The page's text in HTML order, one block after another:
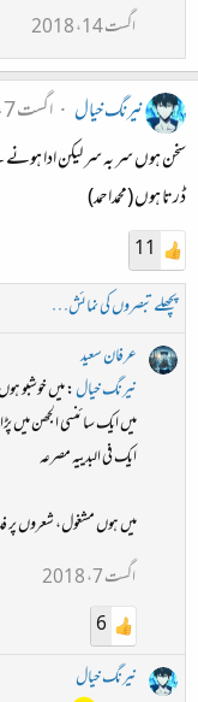
اگست 14، 2018
نیرنگ خیال
اگست 7، 2018
سخن ہوں سر بہ سر لیکن ادا
ڈرتا ہوں (محمداحمد)
11
پچھلے تبصروں کی نمائش…
عرفان سعید
نیرنگ خیال: میں خوشبو
میں ایک سائنسی الجھن میں
ایک فی البدییہ مصرعہ
میں ہوں مشغول، شعروں
اگست 7، 2018
6
نیرنگ خیال